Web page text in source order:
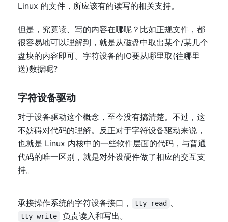
Linux 的文件，所应该有的读写的相关支持。
但是，究竟读、写的内容在哪呢？比如正规文件，都
很容易地可以理解到，就是从磁盘中取出某个/某几个
盘块的内容即可。字符设备的IO要从哪里取(往哪里
送)数据呢?
字符设备驱动
对于设备驱动这个概念，至今没有搞清楚。不过，这
不妨碍对代码的理解。反正对于字符设备驱动来说，
也就是 Linux 内核中的一些软件层面的代码，与普通
代码的唯一区别，就是对外设硬件做了相应的交互支
持。
承接操作系统的字符设备接口， tty_read 、
tty_write 负责读入和写出。